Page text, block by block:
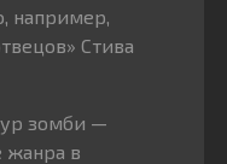
например,
Стива
зомби —
жанра в